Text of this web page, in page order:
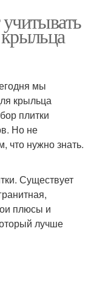
мы
крыльца
плитки
Но не
что нужно знать.
Существует
плюсы и
лучше